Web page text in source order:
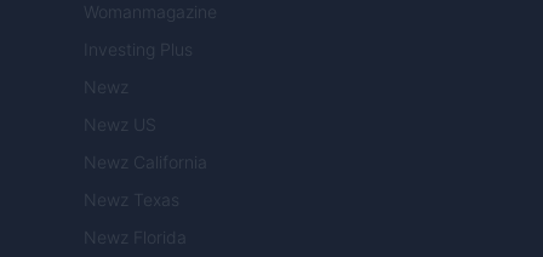
Womanmagazine
Investing Plus
Newz
Newz US
Newz California
Newz Texas
Newz Florida